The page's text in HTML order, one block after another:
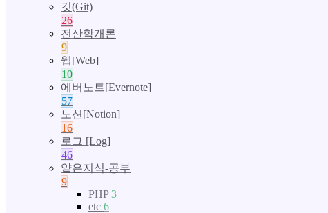
깃(Git)
26
전산학개론
9
웹[Web]
10
에버노트[Evernote]
57
노션[Notion]
16
로그 [Log]
46
얕은지식-공부
9
PHP 3
etc 6